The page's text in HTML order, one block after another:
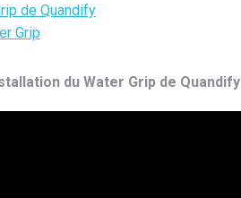
de Quandify
Grip
du Water Grip de Quandify